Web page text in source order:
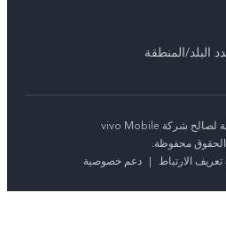
حقوق النشر © لعام 2026 محفوظة لصالح شركة vivo Mobile
الارتباط | دعم خصوصية